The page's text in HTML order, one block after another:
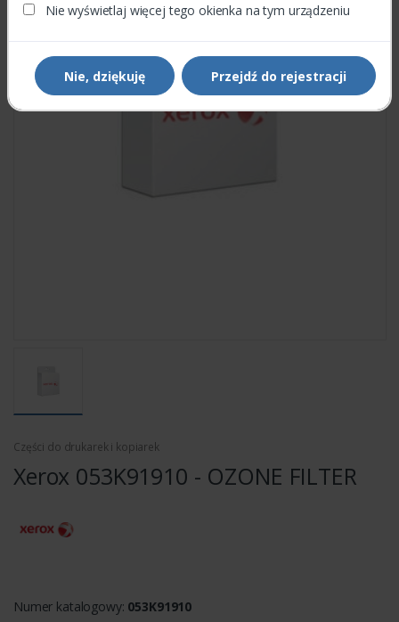
Nie wyświetlaj więcej tego okienka na tym urządzeniu
Nie, dziękuję Przejdź do rejestracji
Części do drukarek i kopiarek
Xerox 053K91910 - OZONE FILTER
Numer katalogowy: 053K91910